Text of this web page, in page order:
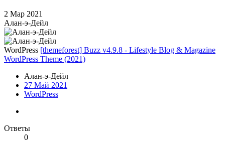
2 Мар 2021
Алан-э-Дейл
WordPress [themeforest] Buzz v4.9.8 - Lifestyle Blog & Magazine
WordPress Theme (2021)
Алан-э-Дейл
27 Май 2021
WordPress
Ответы
0